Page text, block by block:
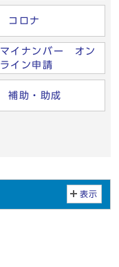
コロナ
マイナンバー オン
ライン申請
補助・助成
表示